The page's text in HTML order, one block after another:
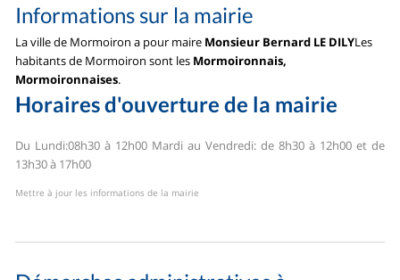
Informations sur la mairie
La ville de Mormoiron a pour maire Monsieur Bernard LE DILYLes
habitants de Mormoiron sont les Mormoironnais,
Mormoironnaises.
Horaires d'ouverture de la mairie
Du Lundi:08h30 à 12h00 Mardi au Vendredi: de 8h30 à 12h00 et de
13h30 à 17h00
Mettre à jour les informations de la mairie